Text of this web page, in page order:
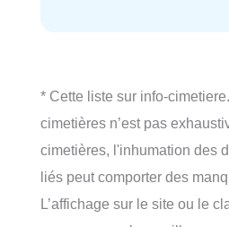
* Cette liste sur info-
cimetières n’est pas
cimetières, l'inhumation des
liés peut comporter des
L’affichage sur le site ou le